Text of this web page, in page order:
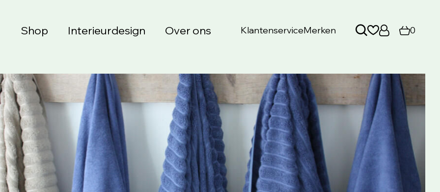
Shop Interieurdesign Over ons KlantenserviceMerken 0